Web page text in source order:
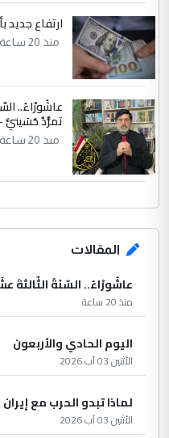
ارتفاع جديد
منذ 20 ساعة
عاشُورْاءُ..
تمرُّدٌ حُسَينيٌّ -
منذ 20 ساعة
المقالات
عاشُورْاءُ.. السّنَةُ
منذ 20 ساعة
اليوم الحادي والأربعون
الأثنين 03 آب 2026
لماذا تبدو الحرب مع
الأثنين 03 آب 2026